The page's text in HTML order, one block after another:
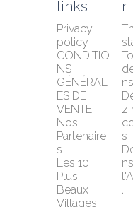
links
Privacy
policy
CONDITIO
NS
GÉNÉRAL
ES DE
VENTE
Nos
Partenaire
s
Les 10
Plus
Beaux
Villages
r
ns
z
s
ns